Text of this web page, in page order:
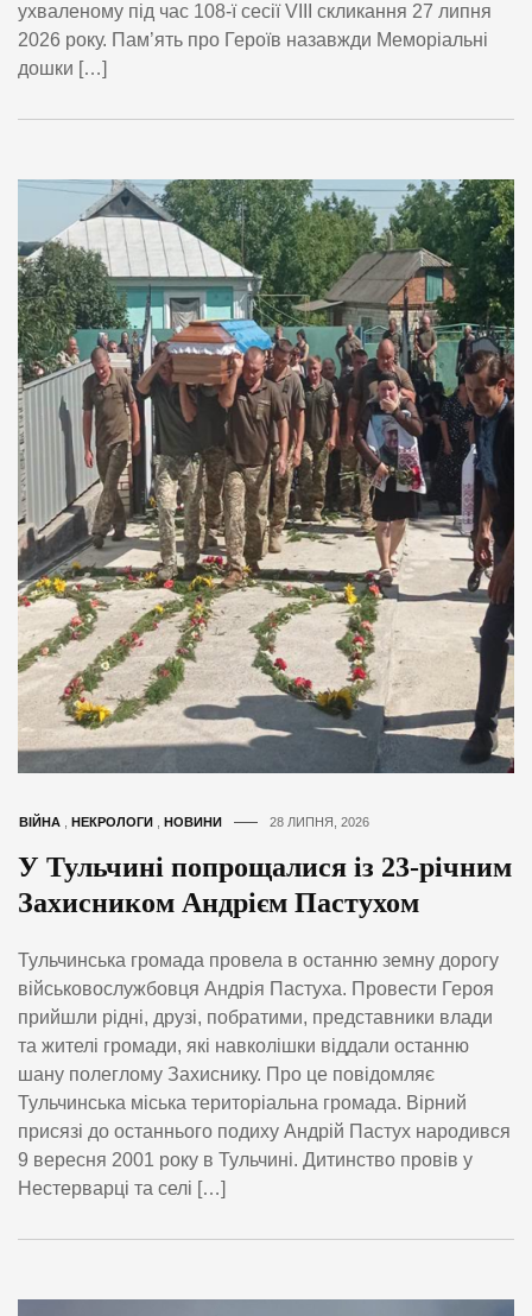
ухваленому під час 108-ї сесії VIII скликання 27 липня
2026 року. Пам’ять про Героїв назавжди Меморіальні
дошки […]
ВІЙНА НЕКРОЛОГИ НОВИНИ 28 ЛИПНЯ, 2026
У Тульчині попрощалися із 23-річним
Захисником Андрієм Пастухом
Тульчинська громада провела в останню земну дорогу
військовослужбовця Андрія Пастуха. Провести Героя
прийшли рідні, друзі, побратими, представники влади
та жителі громади, які навколішки віддали останню
шану полеглому Захиснику. Про це повідомляє
Тульчинська міська територіальна громада. Вірний
присязі до останнього подиху Андрій Пастух народився
9 вересня 2001 року в Тульчині. Дитинство провів у
Нестерварці та селі […]